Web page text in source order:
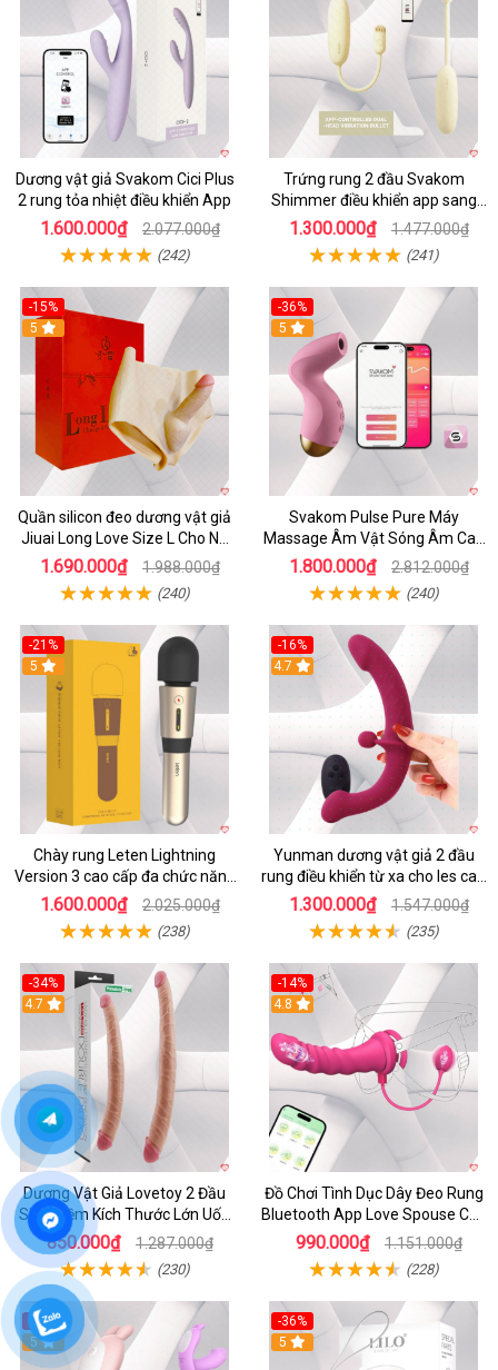
Dương vật giả Svakom Cici Plus
2 rung tỏa nhiệt điều khiển App
1.600.000₫ 2.077.000₫
(242)
Trứng rung 2 đầu Svakom
Shimmer điều khiển app sang
trọng chất lượng
1.300.000₫ 1.477.000₫
(241)
-15%
5
Quần silicon đeo dương vật giả
Jiuai Long Love Size L Cho Nữ
Đồng Tính
1.690.000₫ 1.988.000₫
(240)
-36%
5
Svakom Pulse Pure Máy
Massage Âm Vật Sóng Âm Cao
Cấp Điều Khiển App Đỉnh
1.800.000₫ 2.812.000₫
(240)
-21%
5
Chày rung Leten Lightning
Version 3 cao cấp đa chức năng
kích thích
1.600.000₫ 2.025.000₫
(238)
-16%
4.7
Yunman dương vật giả 2 đầu
rung điều khiển từ xa cho les cao
cấp
1.300.000₫ 1.547.000₫
(235)
-34%
4.7
Dương Vật Giả Lovetoy 2 Đầu
Siêu Mềm Kích Thước Lớn Uốn
Cong
850.000₫ 1.287.000₫
(230)
-14%
4.8
Đồ Chơi Tình Dục Dây Đeo Rung
Bluetooth App Love Spouse Cho
Les
990.000₫ 1.151.000₫
(228)
-27%
5
-36%
5